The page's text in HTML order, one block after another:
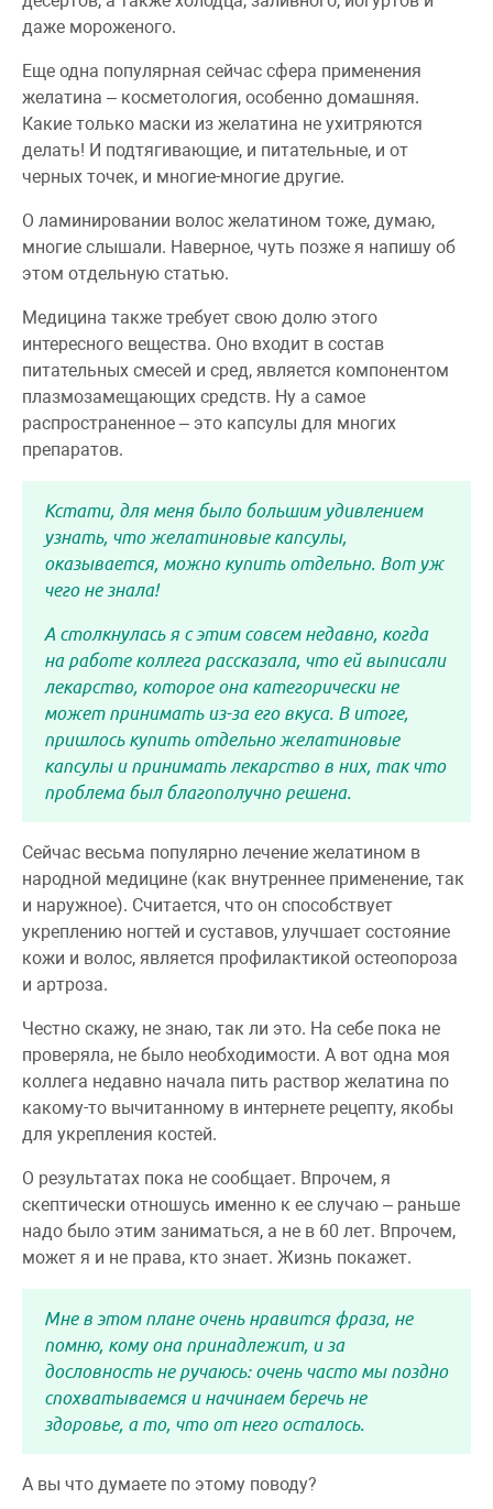
даже мороженого.
Еще одна популярная сейчас сфера применения
желатина – косметология, особенно домашняя.
Какие только маски из желатина не ухитряются
делать! И подтягивающие, и питательные, и от
черных точек, и многие-многие другие.
О ламинировании волос желатином тоже, думаю,
многие слышали. Наверное, чуть позже я напишу об
этом отдельную статью.
Медицина также требует свою долю этого
интересного вещества. Оно входит в состав
питательных смесей и сред, является компонентом
плазмозамещающих средств. Ну а самое
распространенное – это капсулы для многих
препаратов.
Кстати, для меня было большим удивлением
узнать, что желатиновые капсулы,
оказывается, можно купить отдельно. Вот уж
чего не знала!
А столкнулась я с этим совсем недавно, когда
на работе коллега рассказала, что ей выписали
лекарство, которое она категорически не
может принимать из-за его вкуса. В итоге,
пришлось купить отдельно желатиновые
капсулы и принимать лекарство в них, так что
проблема был благополучно решена.
Сейчас весьма популярно лечение желатином в
народной медицине (как внутреннее применение, так
и наружное). Считается, что он способствует
укреплению ногтей и суставов, улучшает состояние
кожи и волос, является профилактикой остеопороза
и артроза.
Честно скажу, не знаю, так ли это. На себе пока не
проверяла, не было необходимости. А вот одна моя
коллега недавно начала пить раствор желатина по
какому-то вычитанному в интернете рецепту, якобы
для укрепления костей.
О результатах пока не сообщает. Впрочем, я
скептически отношусь именно к ее случаю – раньше
надо было этим заниматься, а не в 60 лет. Впрочем,
может я и не права, кто знает. Жизнь покажет.
Мне в этом плане очень нравится фраза, не
помню, кому она принадлежит, и за
дословность не ручаюсь: очень часто мы поздно
спохватываемся и начинаем беречь не
здоровье, а то, что от него осталось.
А вы что думаете по этому поводу?